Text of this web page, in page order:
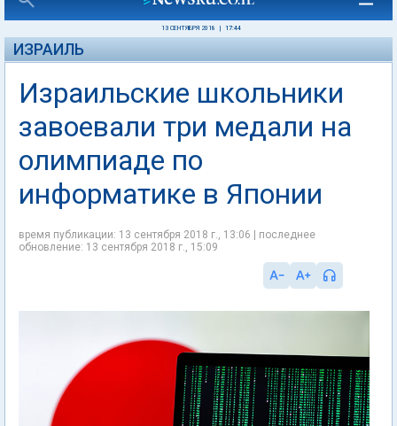
13 СЕНТЯБРЯ 2018 17:44
ИЗРАИЛЬ
Израильские школьники
завоевали три медали на
олимпиаде по
информатике в Японии
время публикации: 13 сентября 2018 г., 13:06 | последнее
обновление: 13 сентября 2018 г., 15:09